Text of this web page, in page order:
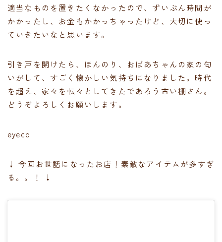
適当なものを置きたくなかったので、ずいぶん時間が
かかったし、お金もかかっちゃったけど、大切に使っ
ていきたいなと思います。
引き戸を開けたら、ほんのり、おばあちゃんの家の匂
いがして、すごく懐かしい気持ちになりました。時代
を超え、家々を転々としてきたであろう古い棚さん。
どうぞよろしくお願いします。
eyeco
↓ 今回お世話になったお店！素敵なアイテムが多すぎ
る。。！ ↓